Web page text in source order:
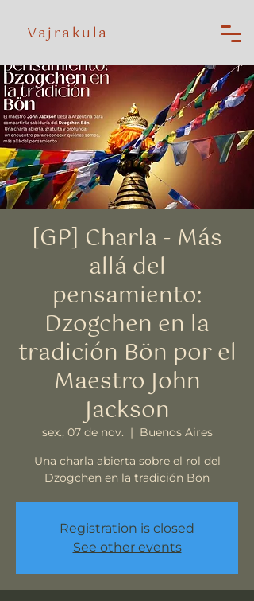
Vajrakula
[GP] Charla - Más
allá del
pensamiento:
Dzogchen en la
tradición Bön por el
Maestro John
Jackson
sex., 07 de nov.
  |
Buenos Aires
Una charla abierta sobre el rol del
Dzogchen en la tradición Bön
Registration is closed
See other events